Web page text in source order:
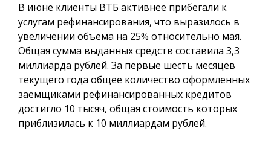
В июне клиенты ВТБ активнее прибегали к
услугам рефинансирования, что выразилось в
увеличении объема на 25% относительно мая.
Общая сумма выданных средств составила 3,3
миллиарда рублей. За первые шесть месяцев
текущего года общее количество оформленных
заемщиками рефинансированных кредитов
достигло 10 тысяч, общая стоимость которых
приблизилась к 10 миллиардам рублей.